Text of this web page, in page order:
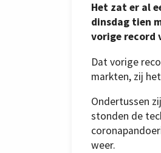
Het zat er al
dinsdag tien
vorige record
Dat vorige
markten, zij
Ondertussen
stonden de
weer.